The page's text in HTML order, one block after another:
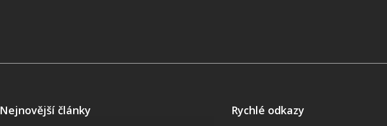
Nejnovější články Rychlé odkazy